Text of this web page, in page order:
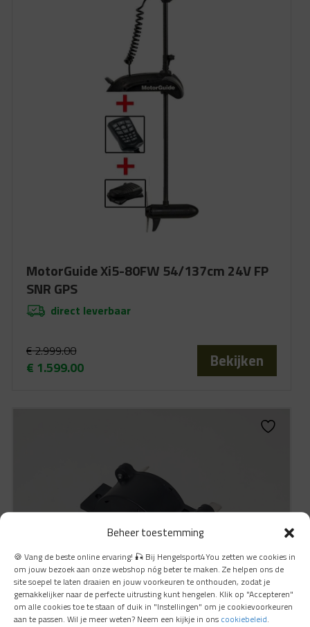
Beheer toestemming
🍪 Vang de beste online ervaring! 🎣 Bij Hengelsport4You zetten we cookies in
om jouw bezoek aan onze webshop nóg beter te maken. Ze helpen ons de
site soepel te laten draaien en jouw voorkeuren te onthouden, zodat je
gemakkelijker naar de perfecte uitrusting kunt hengelen. Klik op "Accepteren"
om alle cookies toe te staan of duik in "Instellingen" om je cookievoorkeuren
aan te passen. Wil je meer weten? Neem een kijkje in ons cookiebeleid.
MotorGuide Xi5-80FW 54/137cm 24V FP
SNR GPS
direct leverbaar
€2.999.00
€ 1.599.00
Bekijken